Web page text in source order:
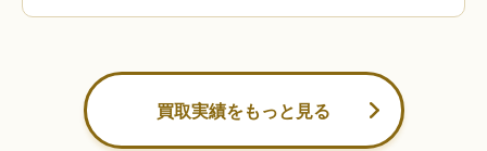
買取実績をもっと見る